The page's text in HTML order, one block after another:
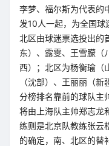
李梦、福尔斯为代表的
发10人一起，为全国球
北区由球迷票选投出的
东）、露雯、王雪朦（
西）；北区为杨衡瑜（
（沈部）、王丽丽（
分榜排名靠前的球队主
将由上海队主帅郑志龙
练则是北京队教练张云
的确定，南、北区的替